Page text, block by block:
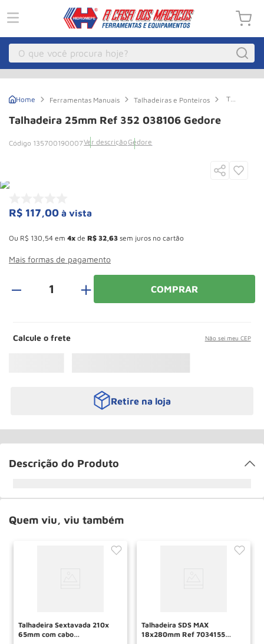
O que você procura hoje?
Ferramentas Manuais Talhadeiras e Ponteiros
Talhadeira
Talhadeira 25mm Ref 352 038106 Gedore
135700190007Ver descriçãoGedore
R$ 117,00 à vista
Ou R$ 130 54 em 4 de R$ 32 63 sem juros no cartão
Mais formas de pagamento
＋ COMPRAR
Calcule o frete Não sei meu CEP
Retire na loja
Descrição do Produto
Quem viu, viu também
Talhadeira Sextavada 210x
65mm com cabo
Talhadeira SDS MAX
18x280mm Ref 7034155
3 Macaco Hidraulico
4º Macaco Jacare
7 Macaco